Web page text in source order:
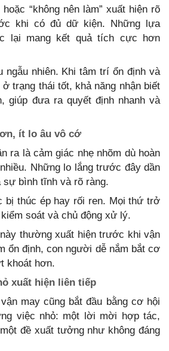
hoặc “không nên làm” xuất hiện rõ
khi có đủ dữ kiện. Những lựa
lại mang kết quả tích cực hơn
ngẫu nhiên. Khi tâm trí ổn định và
trạng thái tốt, khả năng nhận biết
giúp đưa ra quyết định nhanh và
ít lo âu vô cớ
ra là cảm giác nhẹ nhõm dù hoàn
Những lo lắng trước đây dần
sự bình tĩnh và rõ ràng.
bị thúc ép hay rối ren. Mọi thứ trở
kiểm soát và chủ động xử lý.
thường xuất hiện trước khi vận
ổn định, con người dễ nắm bắt cơ
khoát hơn.
xuất hiện liên tiếp
may cũng bắt đầu bằng cơ hội
việc nhỏ: một lời mời hợp tác,
đề xuất tưởng như không đáng